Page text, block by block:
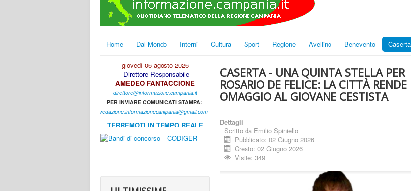
Home Dal Mondo Interni Cultura Sport Regione Avellino Benevento Caserta
giovedì 06 agosto 2026
Direttore Responsabile
AMEDEO FANTACCIONE
direttore@informazione.campania.it
PER INVIARE COMUNICATI STAMPA:
redazione.informazionecampania@gmail.com
TERREMOTI IN TEMPO REALE
CASERTA - UNA QUINTA STELLA PER
ROSARIO DE FELICE: LA CITTÀ RENDE
OMAGGIO AL GIOVANE CESTISTA
Dettagli
Scritto da Emilio Spiniello
Pubblicato: 02 Giugno 2026
Creato: 02 Giugno 2026
Visite: 349